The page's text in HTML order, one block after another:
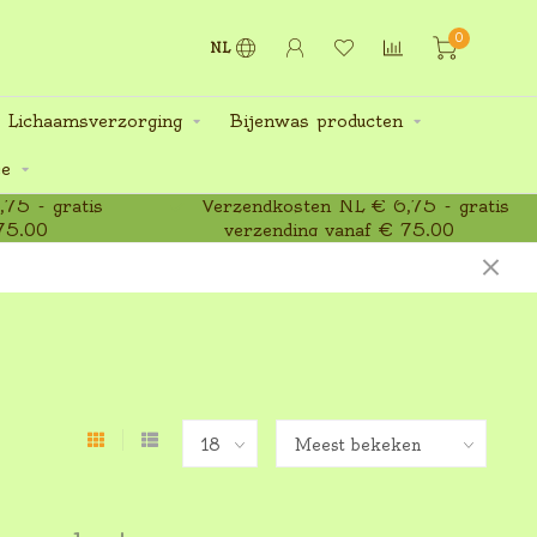
NL
0
Bijenwas producten
- gratis
Verzendkosten NL € 6,75 - gratis
verzending vanaf € 75,00